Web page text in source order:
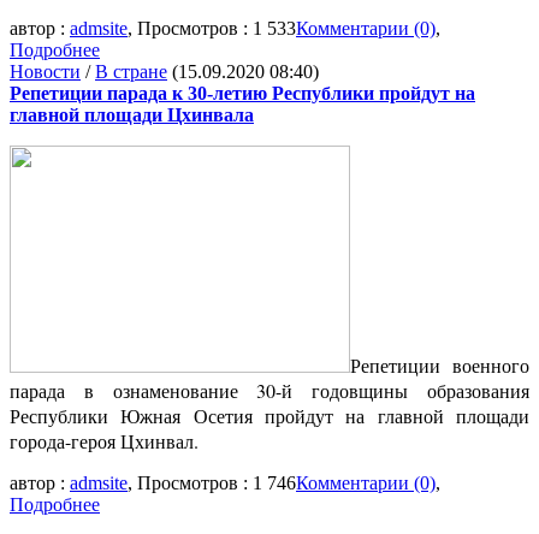
автор : admsite, Просмотров : 1 533Комментарии (0),
Подробнее
Новости /В стране (15.09.2020 08:40)
Репетиции парада к 30-летию Республики пройдут на
главной площади Цхинвала
Репетиции военного
парада в ознаменование 30-й годовщины образования
Республики Южная Осетия пройдут на главной площади
города-героя Цхинвал.
автор : admsite, Просмотров : 1 746Комментарии (0),
Подробнее